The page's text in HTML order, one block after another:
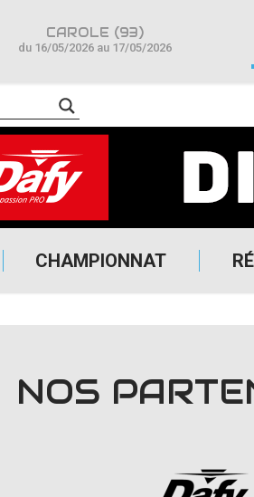
CHAMPIONNAT
CAROLE (93)
du 16/05/2026 au 17/05/2026
NOS